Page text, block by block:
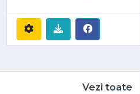
Vezi toate